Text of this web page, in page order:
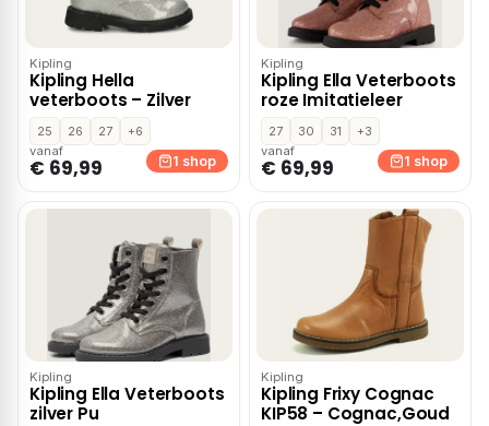
Kipling
Kipling Hella
veterboots – Zilver
25 26 27
+6
vanaf
€ 69,99 1 shop
Kipling
Kipling Ella Veterboots
roze Imitatieleer
27 30 31
+3
vanaf
€ 69,99 1 shop
Kipling
Kipling Ella Veterboots
zilver Pu
Kipling
Kipling Frixy Cognac
KIP58 – Cognac,Goud